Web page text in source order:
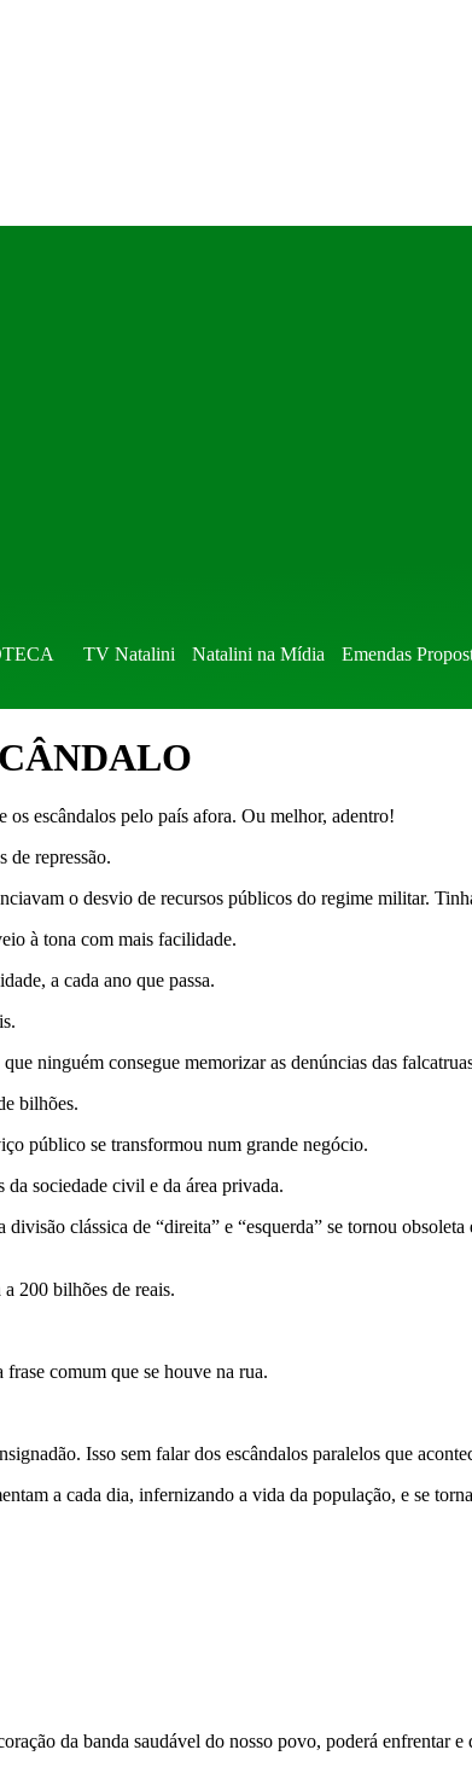
TV Natalini Natalini na Mídia
Emendas
escândalos pelo país afora. Ou melhor, adentro!
de repressão.
o desvio de recursos públicos do regime militar.
à tona com mais facilidade.
a cada ano que passa.
ninguém consegue memorizar as denúncias das
bilhões.
público se transformou num grande negócio.
da sociedade civil e da área privada.
clássica de “direita” e “esquerda” se tornou
200 bilhões de reais.
frase comum que se houve na rua.
Isso sem falar dos escândalos paralelos que
a cada dia, infernizando a vida da população, e se
da banda saudável do nosso povo, poderá enfrentar